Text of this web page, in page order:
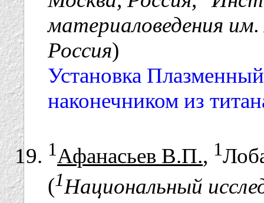
материаловедения
Россия)
Установка
наконечником из
1Афанасьев В.П., 1
(1Национальный